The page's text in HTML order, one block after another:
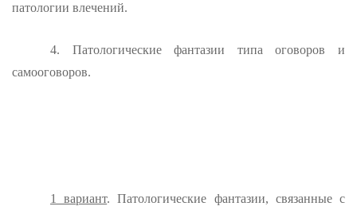
патологии влечений.
4. Патологические фантазии типа оговоров и
самооговоров.
1 вариант. Патологические фантазии, связанные с